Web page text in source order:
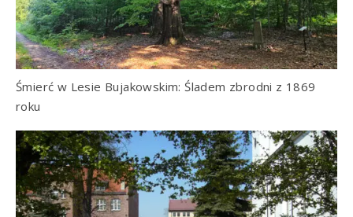
Śmierć w Lesie Bujakowskim: Śladem zbrodni z 1869
roku